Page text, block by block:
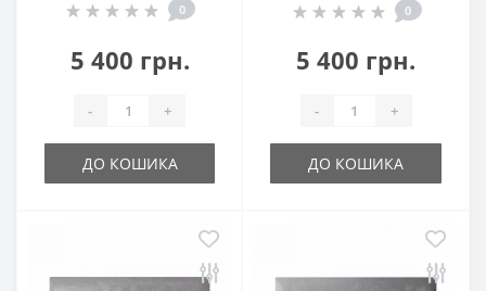
0
5 400 грн.
- +
ДО КОШИКА
0
5 400 грн.
- +
ДО КОШИКА